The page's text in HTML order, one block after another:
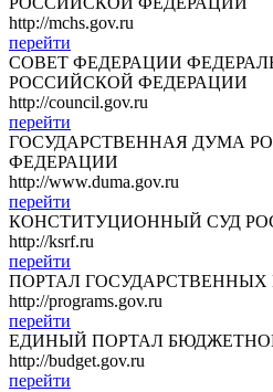
http://mchs.gov.ru
перейти
СОВЕТ ФЕДЕРАЦИИ
РОССИЙСКОЙ ФЕДЕРАЦИИ
http://council.gov.ru
перейти
ГОСУДАРСТВЕННАЯ ДУМА
ФЕДЕРАЦИИ
http://www.duma.gov.ru
перейти
КОНСТИТУЦИОННЫЙ СУД
http://ksrf.ru
перейти
ПОРТАЛ
http://programs.gov.ru
перейти
ЕДИНЫЙ ПОРТАЛ
http://budget.gov.ru
перейти